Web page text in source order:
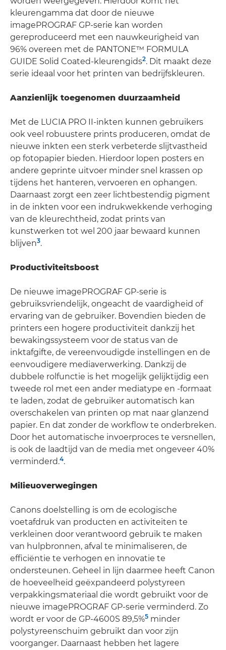
kleurengamma dat door de nieuwe
imagePROGRAF GP-serie kan worden
gereproduceerd met een nauwkeurigheid van
96% overeen met de PANTONE™ FORMULA
GUIDE Solid Coated-kleurengids2. Dit maakt deze
serie ideaal voor het printen van bedrijfskleuren.
Aanzienlijk toegenomen duurzaamheid
Met de LUCIA PRO II-inkten kunnen gebruikers
ook veel robuustere prints produceren, omdat de
nieuwe inkten een sterk verbeterde slijtvastheid
op fotopapier bieden. Hierdoor lopen posters en
andere geprinte uitvoer minder snel krassen op
tijdens het hanteren, vervoeren en ophangen.
Daarnaast zorgt een zeer lichtbestendig pigment
in de inkten voor een indrukwekkende verhoging
van de kleurechtheid, zodat prints van
kunstwerken tot wel 200 jaar bewaard kunnen
blijven3.
Productiviteitsboost
De nieuwe imagePROGRAF GP-serie is
gebruiksvriendelijk, ongeacht de vaardigheid of
ervaring van de gebruiker. Bovendien bieden de
printers een hogere productiviteit dankzij het
bewakingssysteem voor de status van de
inktafgifte, de vereenvoudigde instellingen en de
eenvoudigere mediaverwerking. Dankzij de
dubbele rolfunctie is het mogelijk gelijktijdig een
tweede rol met een ander mediatype en -formaat
te laden, zodat de gebruiker automatisch kan
overschakelen van printen op mat naar glanzend
papier. En dat zonder de workflow te onderbreken.
Door het automatische invoerproces te versnellen,
is ook de laadtijd van de media met ongeveer 40%
verminderd.4.
Milieuoverwegingen
Canons doelstelling is om de ecologische
voetafdruk van producten en activiteiten te
verkleinen door verantwoord gebruik te maken
van hulpbronnen, afval te minimaliseren, de
efficiëntie te verhogen en innovatie te
ondersteunen. Geheel in lijn daarmee heeft Canon
de hoeveelheid geëxpandeerd polystyreen
verpakkingsmateriaal die wordt gebruikt voor de
nieuwe imagePROGRAF GP-serie verminderd. Zo
wordt er voor de GP-4600S 89,5%5 minder
polystyreenschuim gebruikt dan voor zijn
voorganger. Daarnaast hebben het lagere